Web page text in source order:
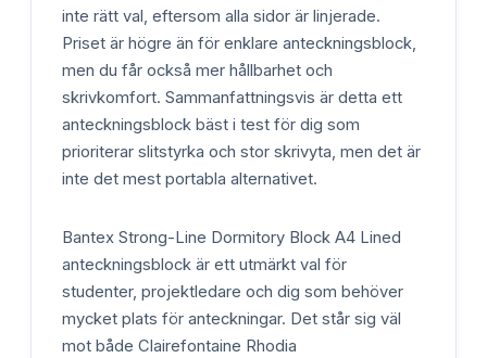
inte rätt val, eftersom alla sidor är linjerade.
Priset är högre än för enklare anteckningsblock,
men du får också mer hållbarhet och
skrivkomfort. Sammanfattningsvis är detta ett
anteckningsblock bäst i test för dig som
prioriterar slitstyrka och stor skrivyta, men det är
inte det mest portabla alternativet.
Bantex Strong-Line Dormitory Block A4 Lined
anteckningsblock är ett utmärkt val för
studenter, projektledare och dig som behöver
mycket plats för anteckningar. Det står sig väl
mot både Clairefontaine Rhodia